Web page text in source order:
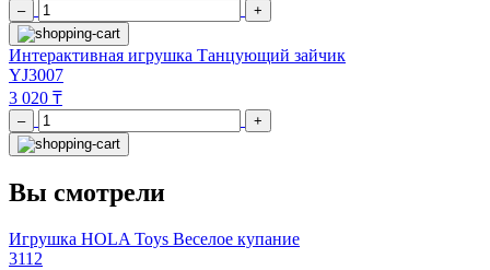
– +
Интерактивная игрушка Танцующий зайчик
YJ3007
3 020 ₸
– +
Вы смотрели
Игрушка HOLA Toys Веселое купание
3112